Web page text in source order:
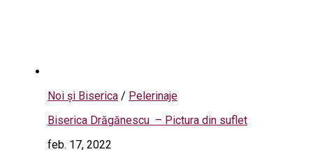
Noi și Biserica / Pelerinaje
Biserica Drăgănescu – Pictura din suflet
feb. 17, 2022